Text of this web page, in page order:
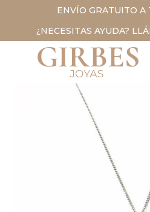
ENVÍO GRATUITO A
¿NECESITAS AYUDA?